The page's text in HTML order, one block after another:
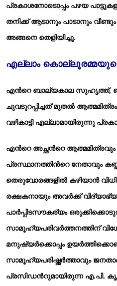
പ്രകാശനോടൊപ്പം പഴയ
തനിക്ക് ആടാനും പാടാനും
അങ്ങനെ തെളിയിച്ചു.
എല്ലാം
എന്‍റെ ബാല്യകാല സുഹൃത്ത്,
ചുവടുറപ്പിച്ചത് മുതല്‍
വഴികാട്ടി എല്ലാമായിരുന്നു
എന്‍റെ അച്ഛന്‍റെ ആത്മമിത്രവും
പ്രസ്ഥാനത്തിന്‍റെ നേതാവും
തെരുവോരങ്ങളില്‍ കഴിയാന്‍
രക്ഷകനായും അവര്‍ക്ക്
പാര്‍പ്പിടസൗകര്യം
സാമൂഹ്യപരിവര്‍ത്തനത്തിന്
മനുഷ്യര്‍ക്കൊപ്പം
സാമൂഹ്യപരിഷ്ക്കര്‍ത്താവും
പ്രസിഡന്‍റുമായിരുന്ന എ.പി.